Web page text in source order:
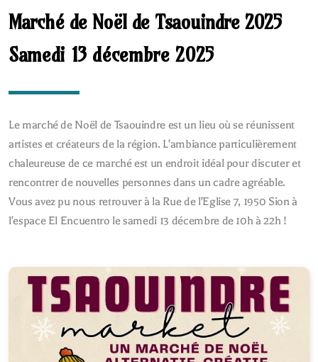
Marché de Noël de Tsaouindre 2025
Samedi 13 décembre 2025
Le marché de Noël de Tsaouindre est un lieu où se réunissent
artistes et créateurs de la région. L'ambiance particulièrement
chaleureuse de ce marché est un endroit idéal pour discuter et
rencontrer de nouvelles personnes dans un cadre agréable.
Vous avez pu nous retrouver à la Rue de l'Eglise 7, 1950 Sion à
l'espace El Encuentro le samedi 13 décembre de 10h à 22h !